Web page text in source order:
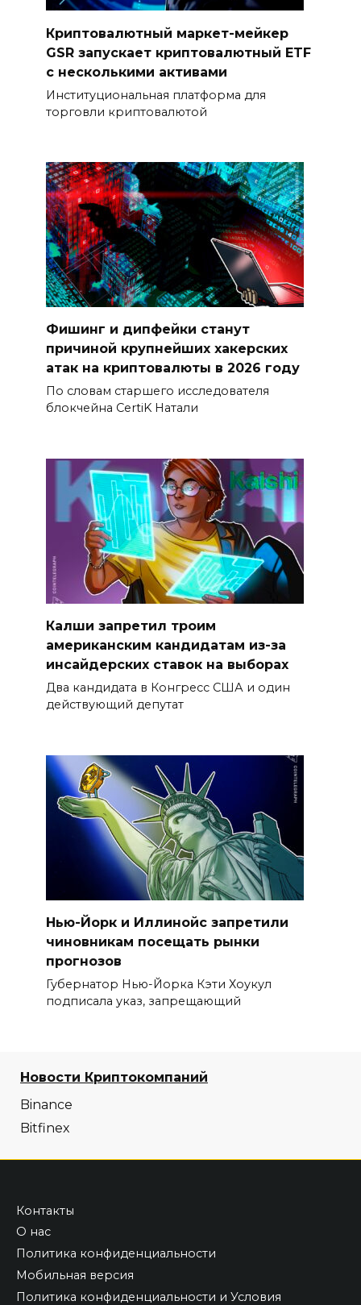
Криптовалютный маркет-мейкер
GSR запускает криптовалютный ETF
с несколькими активами
Институциональная платформа для
торговли криптовалютой
Фишинг и дипфейки станут
причиной крупнейших хакерских
атак на криптовалюты в 2026 году
По словам старшего исследователя
блокчейна CertiK Натали
Калши запретил троим
американским кандидатам из-за
инсайдерских ставок на выборах
Два кандидата в Конгресс США и один
действующий депутат
Нью-Йорк и Иллинойс запретили
чиновникам посещать рынки
прогнозов
Губернатор Нью-Йорка Кэти Хоукул
подписала указ, запрещающий
Новости Криптокомпаний
Binance
Bitfinex
Контакты
О нас
Политика конфиденциальности
Мобильная версия
Политика конфиденциальности и Условия